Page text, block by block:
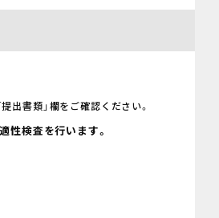
出書類」欄をご確認ください。
性検査を行います。